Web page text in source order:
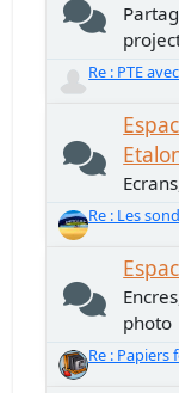
Re : PTE
Re : Les
photo
Re : Papiers